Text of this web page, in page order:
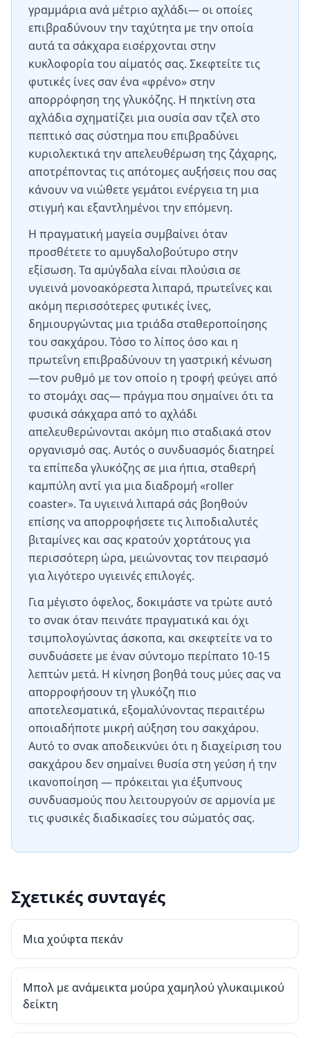
γραμμάρια ανά μέτριο αχλάδι— οι οποίες
επιβραδύνουν την ταχύτητα με την οποία
αυτά τα σάκχαρα εισέρχονται στην
κυκλοφορία του αίματός σας. Σκεφτείτε τις
φυτικές ίνες σαν ένα «φρένο» στην
απορρόφηση της γλυκόζης. Η πηκτίνη στα
αχλάδια σχηματίζει μια ουσία σαν τζελ στο
πεπτικό σας σύστημα που επιβραδύνει
κυριολεκτικά την απελευθέρωση της ζάχαρης,
αποτρέποντας τις απότομες αυξήσεις που σας
κάνουν να νιώθετε γεμάτοι ενέργεια τη μια
στιγμή και εξαντλημένοι την επόμενη.
Η πραγματική μαγεία συμβαίνει όταν
προσθέτετε το αμυγδαλοβούτυρο στην
εξίσωση. Τα αμύγδαλα είναι πλούσια σε
υγιεινά μονοακόρεστα λιπαρά, πρωτεΐνες και
ακόμη περισσότερες φυτικές ίνες,
δημιουργώντας μια τριάδα σταθεροποίησης
του σακχάρου. Τόσο το λίπος όσο και η
πρωτεΐνη επιβραδύνουν τη γαστρική κένωση
—τον ρυθμό με τον οποίο η τροφή φεύγει από
το στομάχι σας— πράγμα που σημαίνει ότι τα
φυσικά σάκχαρα από το αχλάδι
απελευθερώνονται ακόμη πιο σταδιακά στον
οργανισμό σας. Αυτός ο συνδυασμός διατηρεί
τα επίπεδα γλυκόζης σε μια ήπια, σταθερή
καμπύλη αντί για μια διαδρομή «roller
coaster». Τα υγιεινά λιπαρά σάς βοηθούν
επίσης να απορροφήσετε τις λιποδιαλυτές
βιταμίνες και σας κρατούν χορτάτους για
περισσότερη ώρα, μειώνοντας τον πειρασμό
για λιγότερο υγιεινές επιλογές.
Για μέγιστο όφελος, δοκιμάστε να τρώτε αυτό
το σνακ όταν πεινάτε πραγματικά και όχι
τσιμπολογώντας άσκοπα, και σκεφτείτε να το
συνδυάσετε με έναν σύντομο περίπατο 10-15
λεπτών μετά. Η κίνηση βοηθά τους μύες σας να
απορροφήσουν τη γλυκόζη πιο
αποτελεσματικά, εξομαλύνοντας περαιτέρω
οποιαδήποτε μικρή αύξηση του σακχάρου.
Αυτό το σνακ αποδεικνύει ότι η διαχείριση του
σακχάρου δεν σημαίνει θυσία στη γεύση ή την
ικανοποίηση — πρόκειται για έξυπνους
συνδυασμούς που λειτουργούν σε αρμονία με
τις φυσικές διαδικασίες του σώματός σας.
Σχετικές συνταγές
Μια χούφτα πεκάν
Μπολ με ανάμεικτα μούρα χαμηλού γλυκαιμικού
δείκτη